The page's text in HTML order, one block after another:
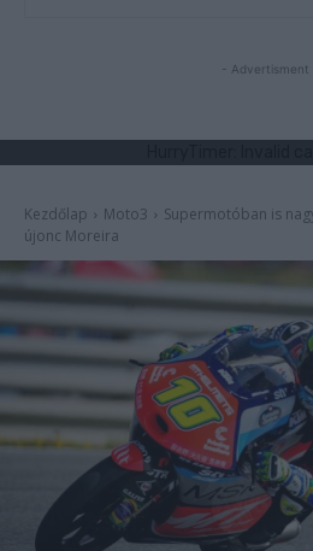
- Advertisment -